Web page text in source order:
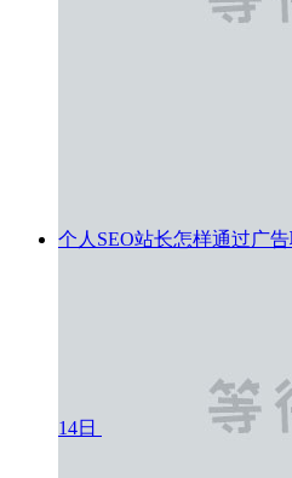
个人SEO站长怎样通过广
14日